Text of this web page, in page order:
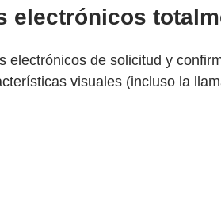
electrónicos
de solicitud y
visuales (incluso la